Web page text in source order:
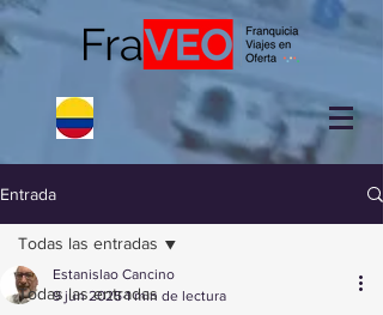
Entrada
Todas las entradas
Todas las entradas
Estanislao Cancino
9 jun 2025 1 min de lectura